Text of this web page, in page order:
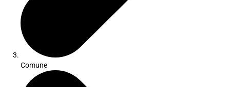
Comune